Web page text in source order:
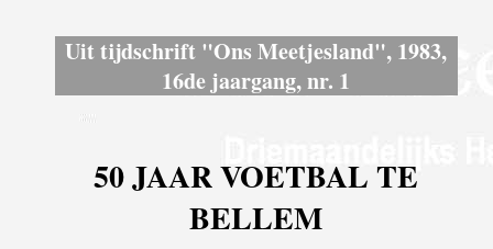
Uit tijdschrift "Ons Meetjesland", 1983,
16de jaargang, nr. 1
50 JAAR VOETBAL TE
BELLEM